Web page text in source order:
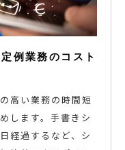
例業務のコスト
高い業務の時間短
します。手書きシ
経過するなど、シ